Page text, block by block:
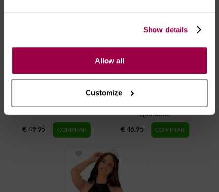
Show details
Allow all
Customize
€ 49.95
Peruca Ashley Loira - Alta
Qualidade
€ 46.95